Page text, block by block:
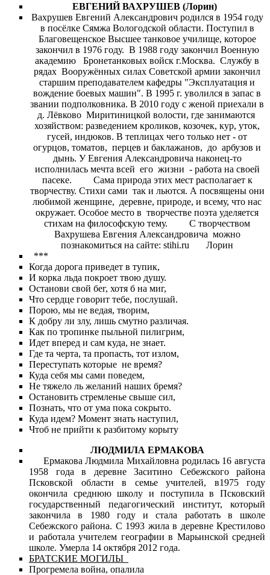
ЕВГЕНИЙ ВАХРУШЕВ (Лорин)
Вахрушев Евгений Александрович родился в 1954 году
в посёлке Сямжа Вологодской области. Поступил в
Благовещенское Высшее танковое училище, которое
закончил в 1976 году. В 1988 году закончил Военную
академию Бронетанковых войск г.Москва. Службу в
рядах Вооружённых силах Советской армии закончил
старшим преподавателем кафедры "Эксплуатация и
вождение боевых машин". В 1995 г. уволился в запас в
звании подполковника. В 2010 году с женой приехали в
д. Лёвково Миритиницкой волости, где занимаются
хозяйством: разведением кроликов, козочек, кур, уток,
гусей, индюков. В теплицах чего только нет - от
огурцов, томатов, перцев и баклажанов, до арбузов и
дынь. У Евгения Александровича наконец-то
исполнилась мечта всей его жизни - работа на своей
пасеке. Сама природа этих мест располагает к
творчеству. Стихи сами так и льются. А посвящены они
любимой женщине, деревне, природе, и всему, что нас
окружает. Особое место в творчестве поэта уделяется
стихам на философскую тему. С творчеством
Вахрушева Евгения Александровича можно
познакомиться на сайте: stihi.ru Лорин
***
Когда дорога приведет в тупик,
И корка льда покроет твою душу.
Останови свой бег, хотя б на миг,
Что сердце говорит тебе, послушай.
Порою, мы не ведая, творим,
К добру ли злу, лишь смутно различая.
Как по тропинке пыльной пилигрим,
Идет вперед и сам куда, не знает.
Где та черта, та пропасть, тот излом,
Переступать которые не время?
Куда себя мы сами поведем,
Не тяжело ль желаний наших бремя?
Остановить стремленье свыше сил,
Познать, что от ума пока сокрыто.
Куда идем? Момент знать наступил,
Чтоб не прийти к разбитому корыту
ЛЮДМИЛА ЕРМАКОВА
Ермакова Людмила Михайловна родилась 16 августа
1958 года в деревне Заситино Себежского района
Псковской области в семье учителей, в1975 году
окончила среднюю школу и поступила в Псковский
государственный педагогический институт, который
закончила в 1980 году и стала работать в школе
Себежского района. С 1993 жила в деревне Крестилово
и работала учителем географии в Марьинской средней
школе. Умерла 14 октября 2012 года.
БРАТСКИЕ МОГИЛЫ
Прогремела война, опалила